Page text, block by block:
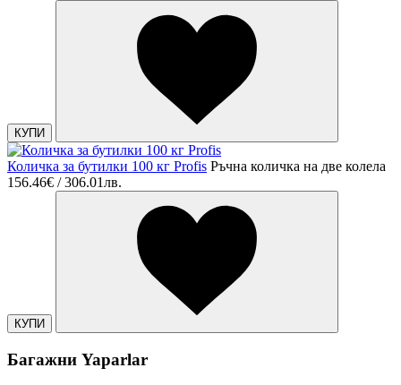
КУПИ
Количка за бутилки 100 кг Profis Ръчна количка на две колела
156.46€ / 306.01лв.
КУПИ
Багажни Yaparlar